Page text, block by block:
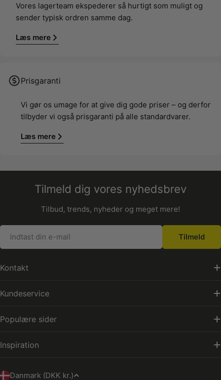
Vores lagerteam ekspederer så hurtigt som muligt og
sender typisk ordren samme dag.
Læs mere
Prisgaranti
Vi gør os umage for at give dig gode priser – og derfor
tilbyder vi også prisgaranti på alle standardvarer.
Læs mere
Kontakt
Kundeservice
Populære sider
Inspiration
Tilmeld dig vores nyhedsbrev
Tilbud, trends, nyheder og meget mere!
E-
mail
Tilmeld
L Danmark (DKK kr.)